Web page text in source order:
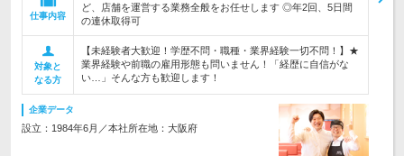
仕事内容
ど、店舗を運営する業務全般をお任せします ◎年2回、5日間
の連休取得可
対象と
なる方
【未経験者大歓迎！学歴不問・職種・業界経験一切不問！】★
業界経験や前職の雇用形態も問いません！「経歴に自信がな
い…」そんな方も歓迎します！
企業データ
設立：1984年6月／本社所在地：大阪府